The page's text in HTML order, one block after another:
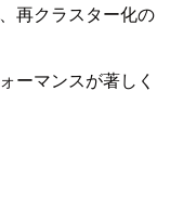
再クラスター化の
ーマンスが著しく